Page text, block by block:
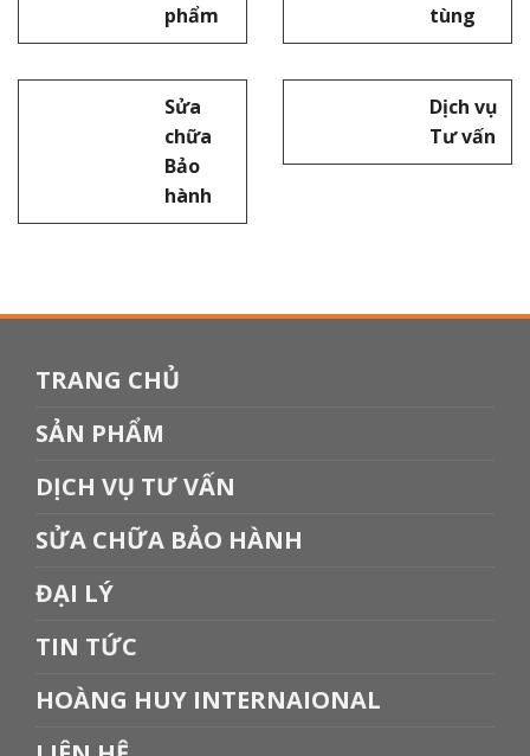
phẩm
tùng
Sửa
chữa
Bảo
hành
Dịch vụ
Tư vấn
TRANG CHỦ
SẢN PHẨM
DỊCH VỤ TƯ VẤN
SỬA CHỮA BẢO HÀNH
ĐẠI LÝ
TIN TỨC
HOÀNG HUY INTERNAIONAL